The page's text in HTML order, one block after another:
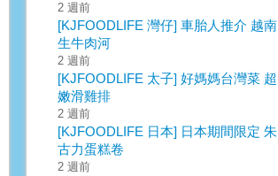
2 週前
[KJFOODLIFE 灣仔] 車胎人推介 越南
生牛肉河
2 週前
[KJFOODLIFE 太子] 好媽媽台灣菜 超
嫩滑雞排
2 週前
[KJFOODLIFE 日本] 日本期間限定 朱
古力蛋糕卷
2 週前